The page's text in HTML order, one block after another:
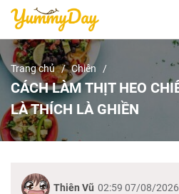
Trang chủ Chiên
CÁCH LÀM THỊT HEO
LÀ THÍCH LÀ GHIỀN
Thiên Vũ 02:59 07/08/2026